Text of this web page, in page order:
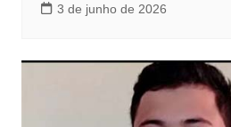
3 de junho de 2026